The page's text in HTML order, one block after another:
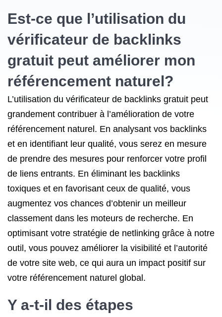
Est-ce que l’utilisation du
vérificateur de backlinks
gratuit peut améliorer mon
référencement naturel?
L’utilisation du vérificateur de backlinks gratuit peut
grandement contribuer à l’amélioration de votre
référencement naturel. En analysant vos backlinks
et en identifiant leur qualité, vous serez en mesure
de prendre des mesures pour renforcer votre profil
de liens entrants. En éliminant les backlinks
toxiques et en favorisant ceux de qualité, vous
augmentez vos chances d’obtenir un meilleur
classement dans les moteurs de recherche. En
optimisant votre stratégie de netlinking grâce à notre
outil, vous pouvez améliorer la visibilité et l’autorité
de votre site web, ce qui aura un impact positif sur
votre référencement naturel global.
Y a-t-il des étapes